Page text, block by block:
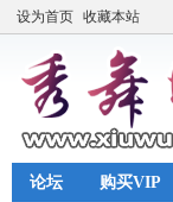
设为首页 收藏本站
论坛 购买VIP